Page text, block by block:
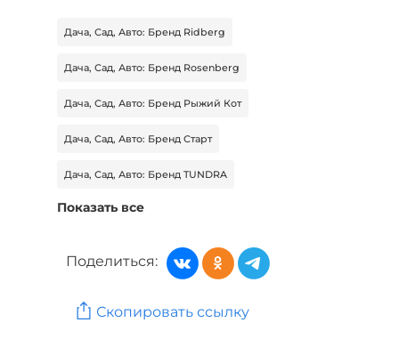
Дача, Сад, Авто: Бренд Ridberg
Дача, Сад, Авто: Бренд Rosenberg
Дача, Сад, Авто: Бренд Рыжий Кот
Дача, Сад, Авто: Бренд Старт
Дача, Сад, Авто: Бренд TUNDRA
Дача, Сад, Авто: Бренд ZION
Дача, Сад, Авто: Бренд АСТ
Товары для дома: Бренд Авангард
Товары для дома: Бренд БУТЭКС
Показать все
Поделиться:
Скопировать ссылку